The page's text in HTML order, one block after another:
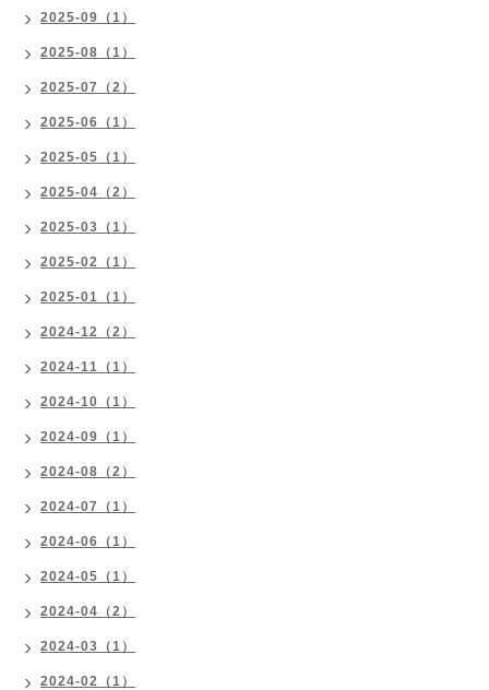
2025-09（1）
2025-08（1）
2025-07（2）
2025-06（1）
2025-05（1）
2025-04（2）
2025-03（1）
2025-02（1）
2025-01（1）
2024-12（2）
2024-11（1）
2024-10（1）
2024-09（1）
2024-08（2）
2024-07（1）
2024-06（1）
2024-05（1）
2024-04（2）
2024-03（1）
2024-02（1）